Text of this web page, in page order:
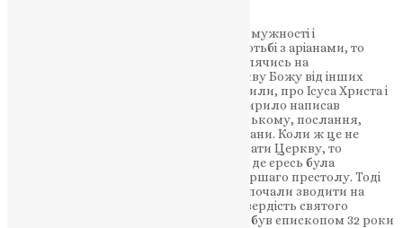
Якщо святий Афанасій виявив стільки мужності і
християнського сповідання віри в боротьбі з аріанами, то
святий Кирило так само ревно, не дивлячись на
переслідування ворогів, захищав Церкву Божу від інших
єретиків – несторіан, які помилково вчили, про Ісуса Христа і
про Пресвяту Діву Марію. Святитель Кирило написав
Несторію, патріарху Константинопольському, послання,
яким хотів вивести його з єретичної омани. Коли ж це не
подіяло, і єресь продовжувала хвилювати Церкву, то
скликаний був 3-й вселенський собор, де єресь була
засуджена, і Несторій усунутий з патріаршаго престолу. Тоді
єретики повстали на святого Кирила і почали зводити на
нього різні наклепи. Але невинність і твердість святого
перемогли ворогів. Святитель Кирило був єпископом 32 роки